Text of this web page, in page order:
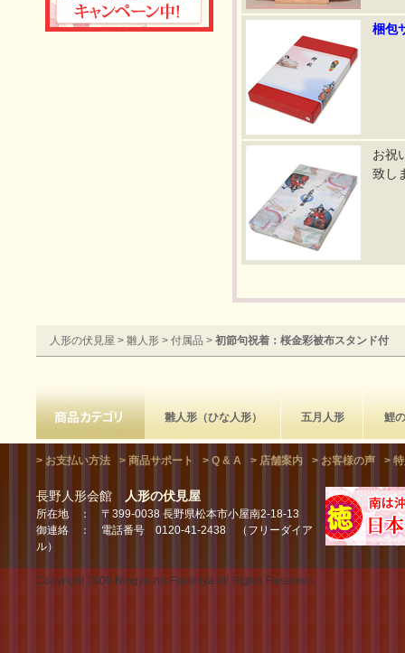
梱包
お祝
致し
人形の伏見屋 > 雛人形 > 付属品 > 初節句祝着：桜金彩被布スタンド付
雛人形（ひな人形） 五月人形 鯉
> お支払い方法 > 商品サポート > Q & A > 店舗案内 > お客様の声 >
長野人形会館 人形の伏見屋
所在地 ： 〒399-0038 長野県松本市小屋南2-18-13
御連絡 ： 電話番号 0120-41-2438 （フリーダイア
ル）
Copyright 2009 Ningyo-no-Fusimiya All.Rights Reserved.